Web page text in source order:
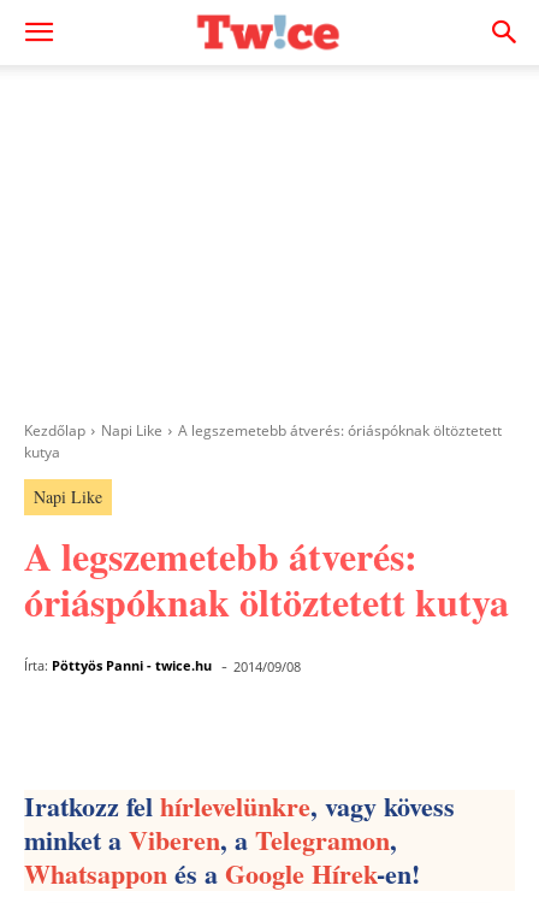
Kezdőlap Napi Like
A legszemetebb átverés: óriáspóknak öltöztetett
kutya
Napi Like
A legszemetebb átverés:
óriáspóknak öltöztetett kutya
Írta: Pöttyös Panni - twice.hu - 2014/09/08
Iratkozz felhírlevelünkre, vagy kövess
minket aViberen, aTelegramon,
Whatsapponés aGoogle Hírek-en!